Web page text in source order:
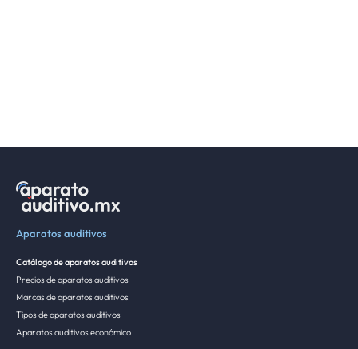
Aparatos auditivos
Catálogo de aparatos auditivos
Precios de aparatos auditivos
Marcas de aparatos auditivos
Tipos de aparatos auditivos
Aparatos auditivos económico